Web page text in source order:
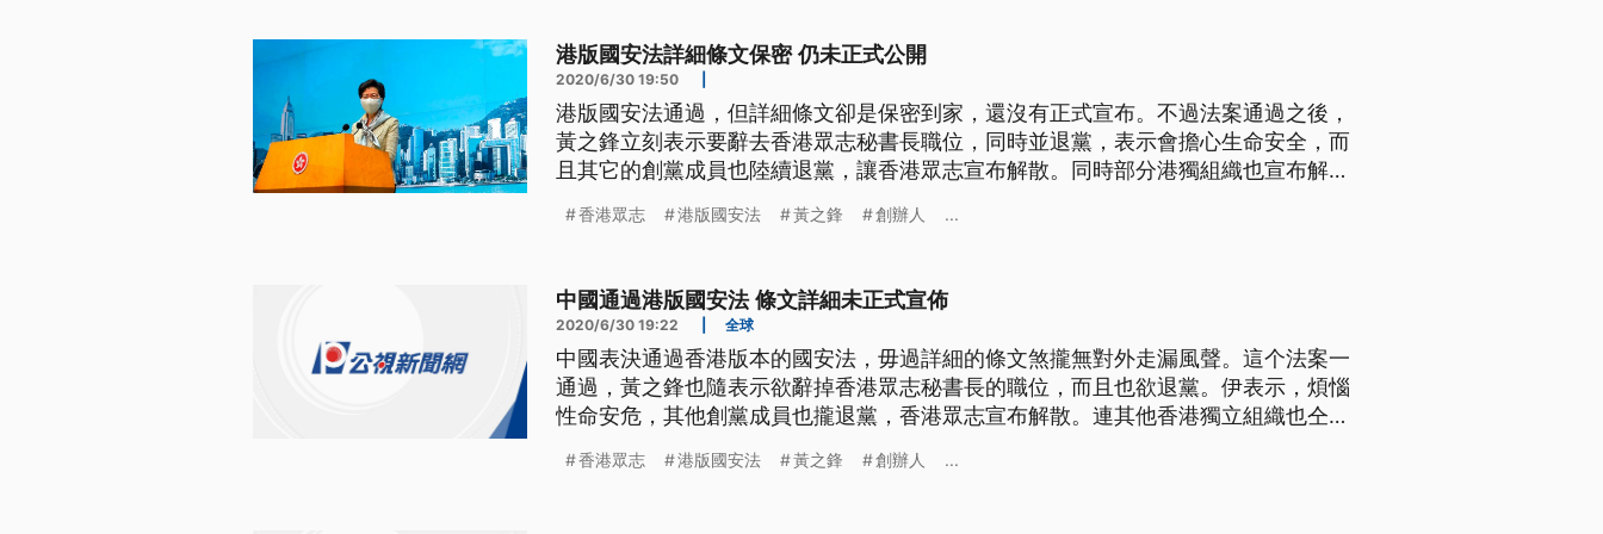
港版國安法詳細條文保密 仍未正式公開
2020/6/30 19:50
港版國安法通過，但詳細條文卻是保密到家，還沒有正式宣布。不過法案通過之後，
黃之鋒立刻表示要辭去香港眾志秘書長職位，同時並退黨，表示會擔心生命安全，而
且其它的創黨成員也陸續退黨，讓香港眾志宣布解散。同時部分港獨組織也宣布解
己。 港版國安法一表決通過，黃之鋒在臉書寫下辭去香港眾志秘書長職務，並且退
香港眾志 港版國安法 黃之鋒 創辦人 ...
中國通過港版國安法 條文詳細未正式宣佈
2020/6/30 19:22 全球
中國表決通過香港版本的國安法，毋過詳細的條文煞攏無對外走漏風聲。這个法案一
通過，黃之鋒也隨表示欲辭掉香港眾志秘書長的職位，而且也欲退黨。伊表示，煩惱
性命安危，其他創黨成員也攏退黨，香港眾志宣布解散。連其他香港獨立組織也仝款
家己。 港版國安法一表決通過，黃之鋒在臉書寫下辭去香港眾志秘書長職務，並且
香港眾志 港版國安法 黃之鋒 創辦人 ...